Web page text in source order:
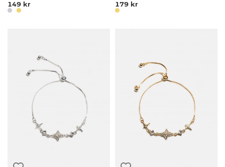
149 kr
179 kr